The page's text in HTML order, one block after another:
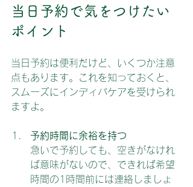
当日予約で気をつけたい
ポイント
当日予約は便利だけど、いくつか注意
点もあります。これを知っておくと、
スムーズにインディバケアを受けられ
ますよ。
予約時間に余裕を持つ
急いで予約しても、空きがなけれ
ば意味がないので、できれば希望
時間の1時間前には連絡しましょ